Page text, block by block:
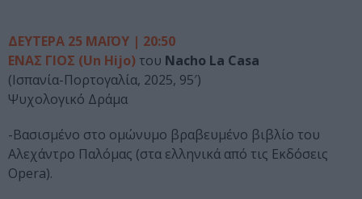
ΔΕΥΤΕΡΑ 25 ΜΑΪΟΥ | 20:50
ΕΝΑΣ ΓΙΟΣ (Un Hijo) του Nacho La Casa
(Ισπανία-Πορτογαλία, 2025, 95′)
Ψυχολογικό Δράμα
-Βασισμένο στο ομώνυμο βραβευμένο βιβλίο του
Αλεχάντρο Παλόμας (στα ελληνικά από τις Εκδόσεις
Opera).